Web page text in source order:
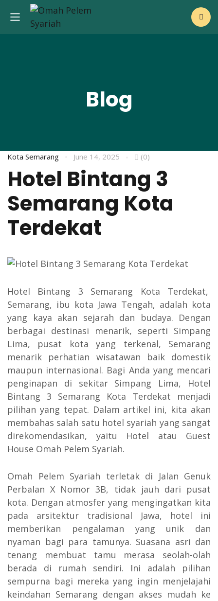
Blog
Kota Semarang June 14, 2025 (0)
Hotel Bintang 3
Semarang Kota
Terdekat
Hotel Bintang 3 Semarang Kota Terdekat,
Semarang, ibu kota Jawa Tengah, adalah kota
yang kaya akan sejarah dan budaya. Dengan
berbagai destinasi menarik, seperti Simpang
Lima, pusat kota yang terkenal, Semarang
menarik perhatian wisatawan baik domestik
maupun internasional. Bagi Anda yang mencari
penginapan di sekitar Simpang Lima, Hotel
Bintang 3 Semarang Kota Terdekat menjadi
pilihan yang tepat. Dalam artikel ini, kita akan
membahas salah satu hotel syariah yang sangat
direkomendasikan, yaitu Hotel atau Guest
House Omah Pelem Syariah.
Omah Pelem Syariah terletak di Jalan Genuk
Perbalan X Nomor 3B, tidak jauh dari pusat
kota. Dengan atmosfer yang mengingatkan kita
pada arsitektur tradisional Jawa, hotel ini
memberikan pengalaman yang unik dan
nyaman bagi para tamunya. Suasana asri dan
tenang membuat tamu merasa seolah-olah
berada di rumah sendiri. Ini adalah pilihan
sempurna bagi mereka yang ingin menjelajahi
keindahan Semarang dengan akses mudah ke